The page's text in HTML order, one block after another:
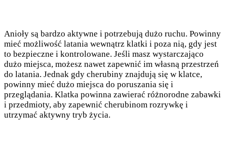
Anioły są bardzo aktywne i potrzebują dużo ruchu. Powinny
mieć możliwość latania wewnątrz klatki i poza nią, gdy jest
to bezpieczne i kontrolowane. Jeśli masz wystarczająco
dużo miejsca, możesz nawet zapewnić im własną przestrzeń
do latania. Jednak gdy cherubiny znajdują się w klatce,
powinny mieć dużo miejsca do poruszania się i
przeglądania. Klatka powinna zawierać różnorodne zabawki
i przedmioty, aby zapewnić cherubinom rozrywkę i
utrzymać aktywny tryb życia.